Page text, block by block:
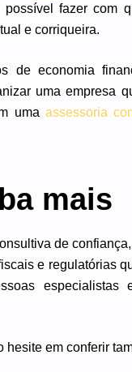
fazer com
e corriqueira.
de economia
uma empresa
uma assessoria
mais
de
e regulatórias
especialistas
hesite em conferir